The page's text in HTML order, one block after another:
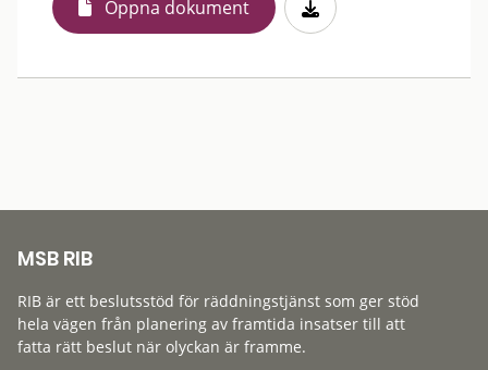
Öppna dokument
MSB RIB
RIB är ett beslutsstöd för räddningstjänst som ger stöd
hela vägen från planering av framtida insatser till att
fatta rätt beslut när olyckan är framme.